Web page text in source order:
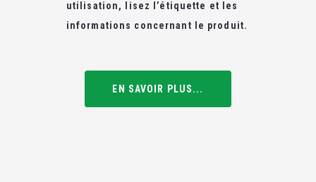
utilisation, lisez l’étiquette et les
informations concernant le produit.
EN SAVOIR PLUS...